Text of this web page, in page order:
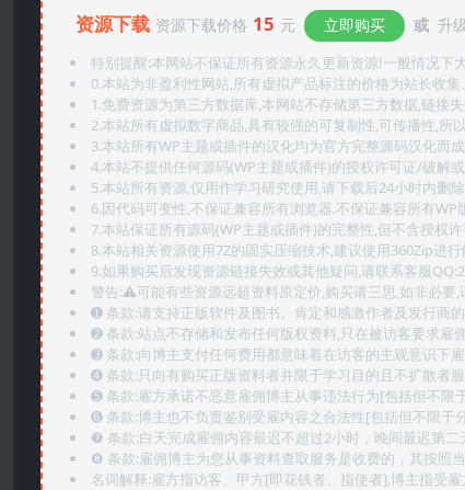
资源下载 资源下载价格 15 元 立即购买 或 升
特别提醒:本网站不保证所有资源永久更新资源!一般情况
0.本站为非盈利性网站,所有虚拟产品标注的价格为站长收
1.免费资源为第三方数据库,本网站不存储第三方数据,链接
2.本站所有虚拟数字商品,具有较强的可复制性,可传播性,所
3.本站所有WP主题或插件的汉化均为官方完整源码汉化而
4.本站不提供任何源码(WP主题或插件)的授权许可证/破解
5.本站所有资源,仅用作学习研究使用,请下载后24小时内删
6.因代码可变性,不保证兼容所有浏览器.不保证兼容所有
7.本站保证所有源码(WP主题或插件)的完整性,但不含授权
8.本站相关资源使用7Z的固实压缩技术,建议使用360Zip进行
9.如果购买后发现资源链接失效或其他疑问,请联系客服
警告:⚠️可能有些资源远超资料原定价,购买请三思,如非必要,
➊️ 条款:请支持正版软件及图书。肯定和感激作者及发行商
➋️ 条款:站点不存储和发布任何版权资料,只在被访客要求雇
➌️ 条款:向博主支付任何费用都意味着在访客的主观意识下
➍️ 条款:只向有购买正版资料者并限于学习目的且不扩散者
➎ 条款:雇方承诺不恶意雇佣博主从事违法行为[包括但不限
➏️ 条款:博主也不负责鉴别受雇内容之合法性[包括但不限于
❼ 条款:白天完成雇佣内容最迟不超过2小时，晚间最迟第
❽ 条款:雇佣博主为您从事资料查取服务是收费的，其按照
名词解释:雇方指访客、甲方[即花钱者、指使者],博主指受